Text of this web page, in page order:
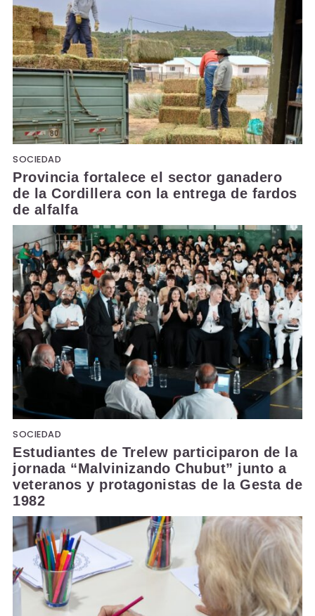
SOCIEDAD
Provincia fortalece el sector ganadero
de la Cordillera con la entrega de fardos
de alfalfa
SOCIEDAD
Estudiantes de Trelew participaron de la
jornada “Malvinizando Chubut” junto a
veteranos y protagonistas de la Gesta de
1982